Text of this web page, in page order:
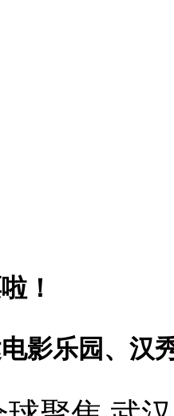
！
影乐园、汉